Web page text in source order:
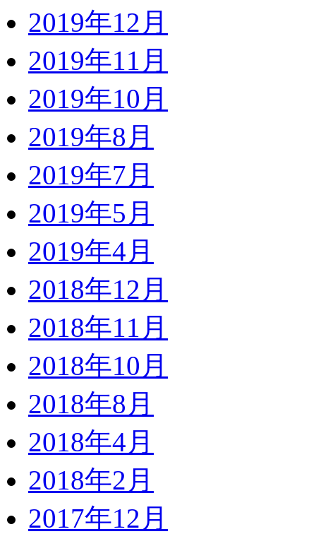
2019年12月
2019年11月
2019年10月
2019年8月
2019年7月
2019年5月
2019年4月
2018年12月
2018年11月
2018年10月
2018年8月
2018年4月
2018年2月
2017年12月